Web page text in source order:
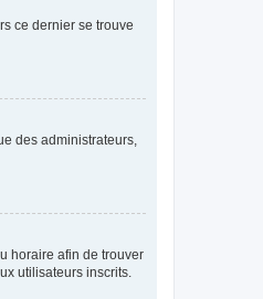
ce dernier se trouve
des administrateurs,
horaire afin de trouver
utilisateurs inscrits.